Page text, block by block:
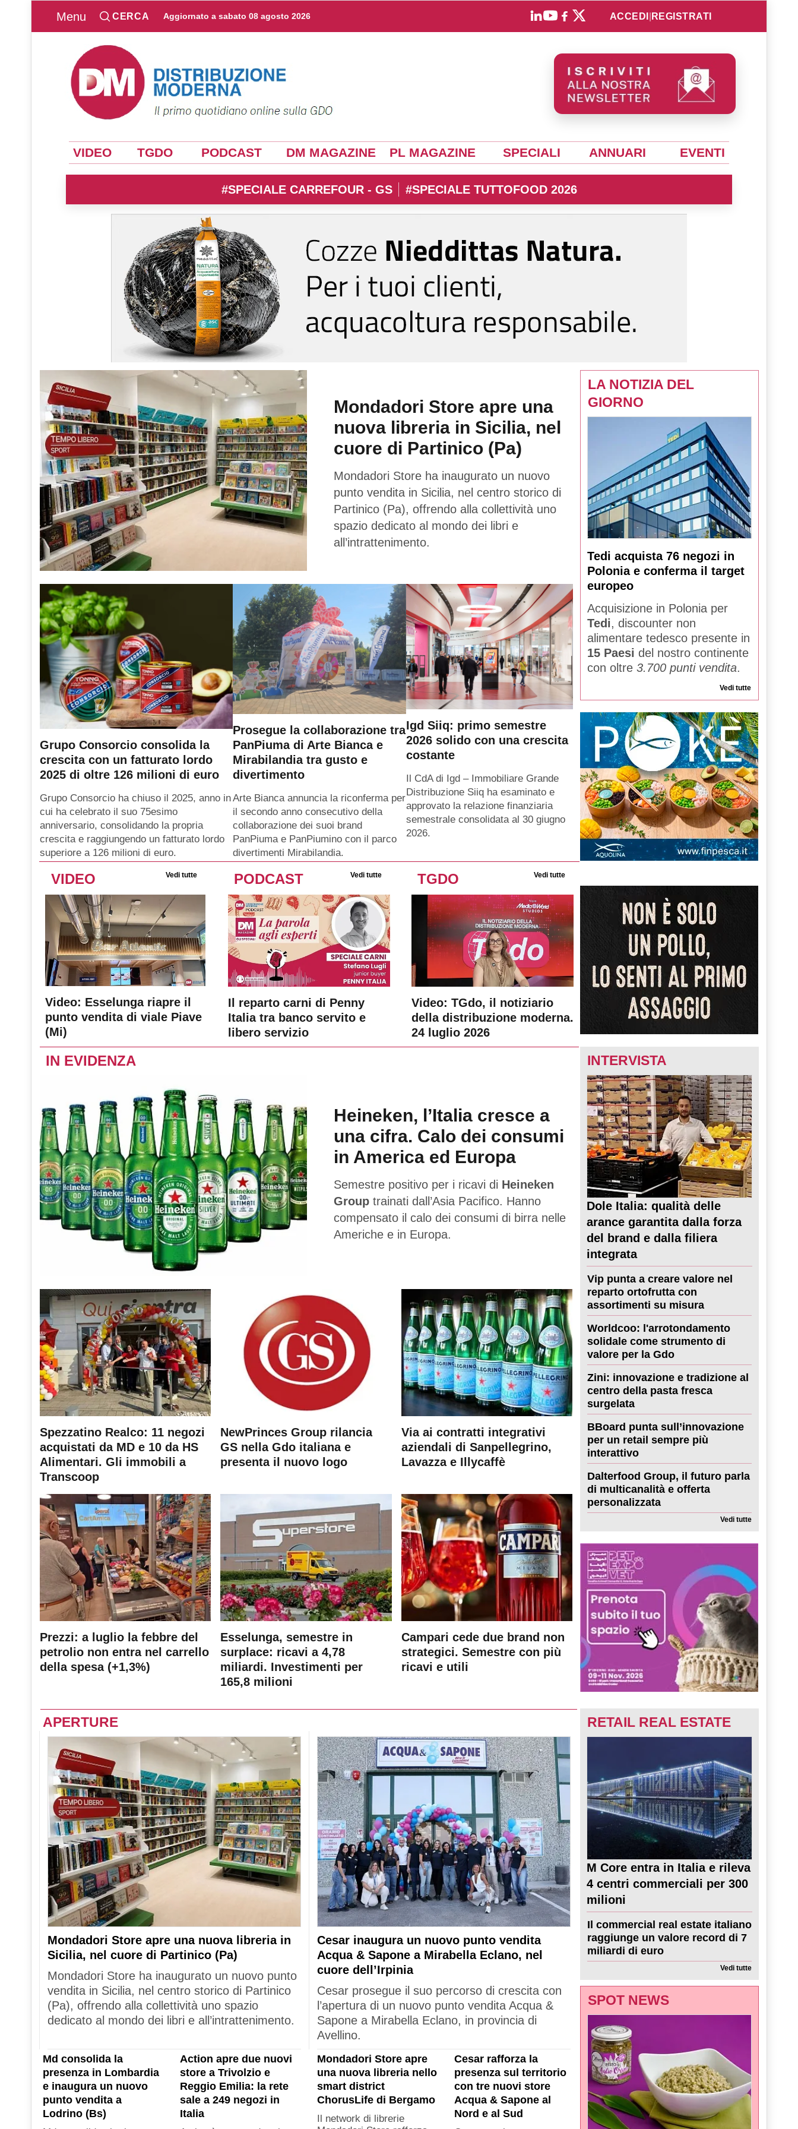
Menu CERCA Aggiornato a sabato 08 agosto 2026 ACCEDI REGISTRATI
VIDEO TGDO PODCAST DM MAGAZINE PL MAGAZINE SPECIALI ANNUARI EVENTI
#SPECIALE CARREFOUR - GS #SPECIALE TUTTOFOOD 2026
Mondadori Store apre una
nuova libreria in Sicilia, nel
cuore di Partinico (Pa)
Mondadori Store ha inaugurato un nuovo
punto vendita in Sicilia, nel centro storico di
Partinico (Pa), offrendo alla collettività uno
spazio dedicato al mondo dei libri e
all’intrattenimento.
Grupo Consorcio consolida la
crescita con un fatturato lordo
2025 di oltre 126 milioni di euro
Grupo Consorcio ha chiuso il 2025, anno in
cui ha celebrato il suo 75esimo
anniversario, consolidando la propria
crescita e raggiungendo un fatturato lordo
superiore a 126 milioni di euro.
Prosegue la collaborazione tra
PanPiuma di Arte Bianca e
Mirabilandia tra gusto e
divertimento
Arte Bianca annuncia la riconferma per
il secondo anno consecutivo della
collaborazione dei suoi brand
PanPiuma e PanPiumino con il parco
divertimenti Mirabilandia.
Igd Siiq: primo semestre
2026 solido con una crescita
costante
Il CdA di Igd – Immobiliare Grande
Distribuzione Siiq ha esaminato e
approvato la relazione finanziaria
semestrale consolidata al 30 giugno
2026.
LA NOTIZIA DEL
GIORNO
Tedi acquista 76 negozi in
Polonia e conferma il target
europeo
Acquisizione in Polonia per
Tedi, discounter non
alimentare tedesco presente in
15 Paesi del nostro continente
con oltre 3.700 punti vendita.
Vedi tutte
VIDEO Vedi tutte
Video: Esselunga riapre il
punto vendita di viale Piave
(Mi)
PODCAST Vedi tutte
Il reparto carni di Penny
Italia tra banco servito e
libero servizio
TGDO Vedi tutte
Video: TGdo, il notiziario
della distribuzione moderna.
24 luglio 2026
IN EVIDENZA
Heineken, l’Italia cresce a
una cifra. Calo dei consumi
in America ed Europa
Semestre positivo per i ricavi di Heineken
Group trainati dall’Asia Pacifico. Hanno
compensato il calo dei consumi di birra nelle
Americhe e in Europa.
Spezzatino Realco: 11 negozi
acquistati da MD e 10 da HS
Alimentari. Gli immobili a
Transcoop
NewPrinces Group rilancia
GS nella Gdo italiana e
presenta il nuovo logo
Via ai contratti integrativi
aziendali di Sanpellegrino,
Lavazza e Illycaffè
Prezzi: a luglio la febbre del
petrolio non entra nel carrello
della spesa (+1,3%)
Esselunga, semestre in
surplace: ricavi a 4,78
miliardi. Investimenti per
165,8 milioni
Campari cede due brand non
strategici. Semestre con più
ricavi e utili
INTERVISTA
Dole Italia: qualità delle
arance garantita dalla forza
del brand e dalla filiera
integrata
Vip punta a creare valore nel
reparto ortofrutta con
assortimenti su misura
Worldcoo: l'arrotondamento
solidale come strumento di
valore per la Gdo
Zini: innovazione e tradizione al
centro della pasta fresca
surgelata
BBoard punta sull’innovazione
per un retail sempre più
interattivo
Dalterfood Group, il futuro parla
di multicanalità e offerta
personalizzata
Vedi tutte
APERTURE
Mondadori Store apre una nuova libreria in
Sicilia, nel cuore di Partinico (Pa)
Mondadori Store ha inaugurato un nuovo punto
vendita in Sicilia, nel centro storico di Partinico
(Pa), offrendo alla collettività uno spazio
dedicato al mondo dei libri e all’intrattenimento.
Cesar inaugura un nuovo punto vendita
Acqua & Sapone a Mirabella Eclano, nel
cuore dell’Irpinia
Cesar prosegue il suo percorso di crescita con
l’apertura di un nuovo punto vendita Acqua &
Sapone a Mirabella Eclano, in provincia di
Avellino.
Md consolida la
presenza in Lombardia
e inaugura un nuovo
punto vendita a
Lodrino (Bs)
Action apre due nuovi
store a Trivolzio e
Reggio Emilia: la rete
sale a 249 negozi in
Italia
Mondadori Store apre
una nuova libreria nello
smart district
ChorusLife di Bergamo
Il network di librerie
Cesar rafforza la
presenza sul territorio
con tre nuovi store
Acqua & Sapone al
Nord e al Sud
RETAIL REAL ESTATE
M Core entra in Italia e rileva
4 centri commerciali per 300
milioni
Il commercial real estate italiano
raggiunge un valore record di 7
miliardi di euro
Vedi tutte
SPOT NEWS